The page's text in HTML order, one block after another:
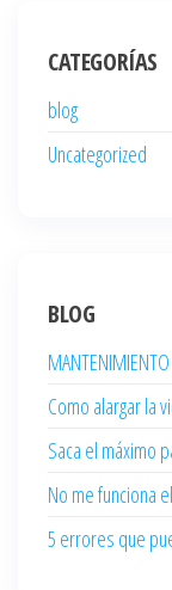
CATEGORÍAS
blog
Uncategorized
BLOG
MANTENIMIENTO
Como alargar la
Saca el máximo
No me funciona
5 errores que